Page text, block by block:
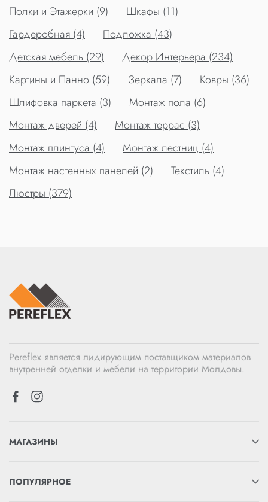
Полки и Этажерки (9)
Шкафы (11)
Гардеробная (4)
Подложка (43)
Детская мебель (29)
Декор Интерьера (234)
Картины и Панно (59)
Зеркала (7)
Ковры (36)
Шлифовка паркета (3)
Монтаж пола (6)
Монтаж дверей (4)
Монтаж террас (3)
Монтаж плинтуса (4)
Монтаж лестниц (4)
Монтаж настенных панелей (2)
Текстиль (4)
Люстры (379)
Pereflex является лидирующим поставщиком материалов
внутренней отделки и мебели на территории Молдовы.
МАГАЗИНЫ
ПОПУЛЯРНОЕ